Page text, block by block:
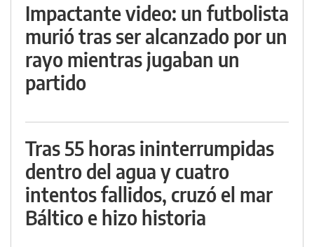
Impactante video: un futbolista
murió tras ser alcanzado por un
rayo mientras jugaban un
partido
Tras 55 horas ininterrumpidas
dentro del agua y cuatro
intentos fallidos, cruzó el mar
Báltico e hizo historia